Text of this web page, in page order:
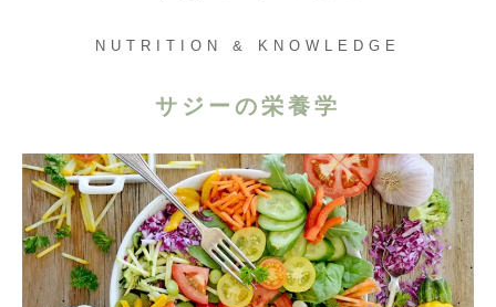
NUTRITION & KNOWLEDGE
サジーの栄養学